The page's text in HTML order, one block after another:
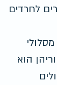
לחרדים
הוא